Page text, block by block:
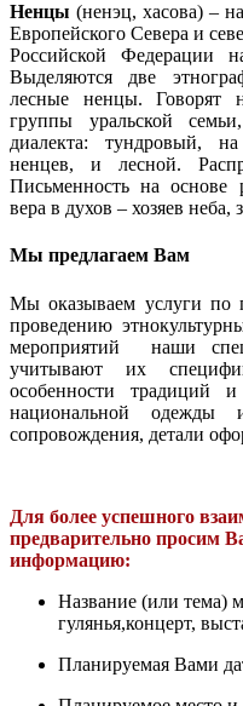
Ненцы (ненэц, хасова) –
Европейского Севера и
Российской Федерации
Выделяются две
лесные ненцы. Говорят
группы уральской
диалекта: тундровый,
ненцев, и лесной.
Письменность на основе
вера в духов – хозяев
Мы предлагаем Вам
Мы оказываем услуги по
проведению
мероприятий наши
учитывают их
особенности традиций
национальной одежды
сопровождения, детали
Для более успешного
предварительно просим
информацию:
Название (или тема)
гулянья,концерт,
Планируемая Вами